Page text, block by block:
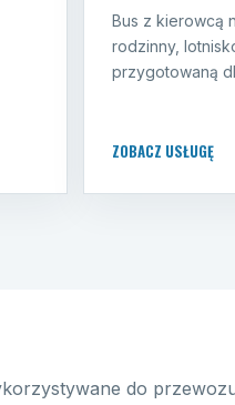
Bus z kierowcą
rodzinny,
przygotowaną
ZOBACZ USŁUGĘ
do